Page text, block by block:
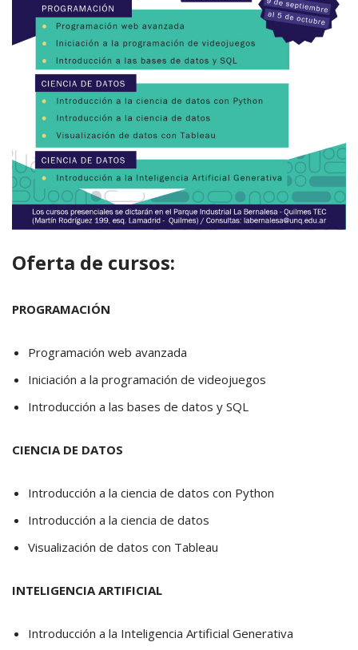
Oferta de cursos:
PROGRAMACIÓN
Programación web avanzada
Iniciación a la programación de videojuegos
Introducción a las bases de datos y SQL
CIENCIA DE DATOS
Introducción a la ciencia de datos con Python
Introducción a la ciencia de datos
Visualización de datos con Tableau
INTELIGENCIA ARTIFICIAL
Introducción a la Inteligencia Artificial Generativa